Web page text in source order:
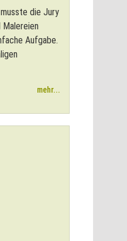
die Jury
Aufgabe.
mehr...